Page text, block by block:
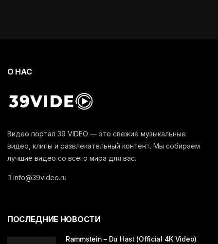
О НАС
Видео портал 39 VIDEO — это свежие музыкальные
видео, клипы и развлекательный контент. Мы собираем
лучшие видео со всего мира для вас.
info@39video.ru
ПОСЛЕДНИЕ НОВОСТИ
Rammstein – Du Hast (Official 4K Video)